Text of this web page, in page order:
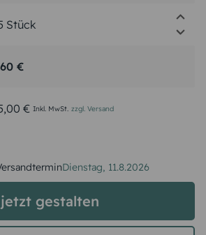
€
€ Inkl. MwSt. zzgl. Versand
Dienstag, 11.8.2026
jetzt gestalten